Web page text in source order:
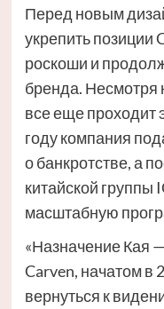
Перед новым
укрепить позиции
роскоши и
бренда. Несмотря
все еще проходит
году компания
о банкротстве, а
китайской группы
масштабную
«Назначение Кая
Carven, начатом в
вернуться к